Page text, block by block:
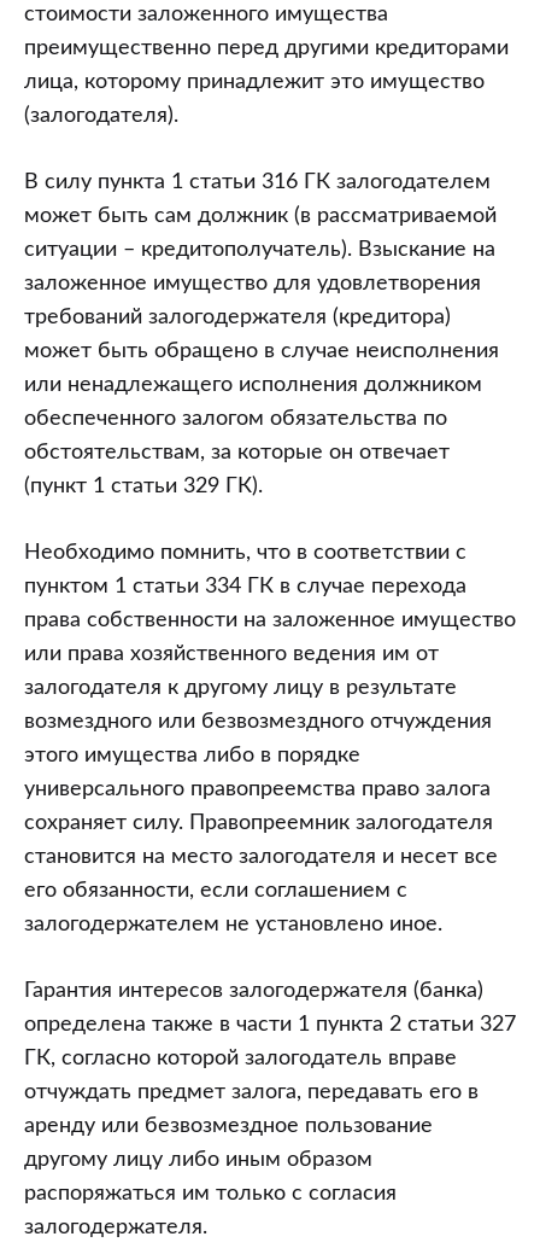
вернул
кредит.
Впоследствии
оказалось,
в
нарушение
условий
договора
залога
кредитополучатель
продал
автомобиль
третьему
лицу.
ли
то
обстоятельство,
что
при
заключении
договора
купли-
продажи
автомобиля
третье
лицо
знало
об
имеющемся
обременении
данного
имущества
залогом,
основанием
стоимости заложенного имущества
преимущественно перед другими кредиторами
лица, которому принадлежит это имущество
(залогодателя).
В силу пункта 1 статьи 316 ГК залогодателем
может быть сам должник (в рассматриваемой
ситуации – кредитополучатель). Взыскание на
заложенное имущество для удовлетворения
требований залогодержателя (кредитора)
может быть обращено в случае неисполнения
или ненадлежащего исполнения должником
обеспеченного залогом обязательства по
обстоятельствам, за которые он отвечает
(пункт 1 статьи 329 ГК).
Необходимо помнить, что в соответствии с
пунктом 1 статьи 334 ГК в случае перехода
права собственности на заложенное имущество
или права хозяйственного ведения им от
залогодателя к другому лицу в результате
возмездного или безвозмездного отчуждения
этого имущества либо в порядке
универсального правопреемства право залога
сохраняет силу. Правопреемник залогодателя
становится на место залогодателя и несет все
его обязанности, если соглашением с
залогодержателем не установлено иное.
Гарантия интересов залогодержателя (банка)
определена также в части 1 пункта 2 статьи 327
ГК, согласно которой залогодатель вправе
отчуждать предмет залога, передавать его в
аренду или безвозмездное пользование
другому лицу либо иным образом
распоряжаться им только с согласия
залогодержателя.